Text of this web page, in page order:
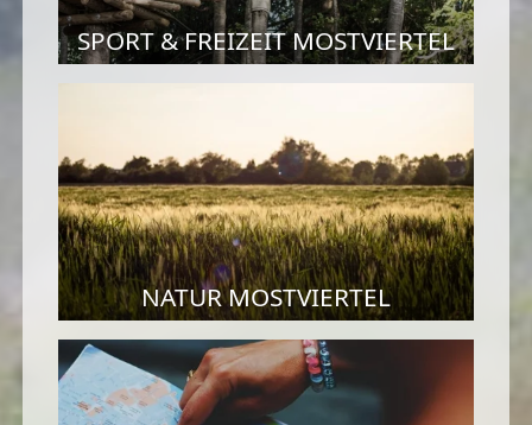
SPORT & FREIZEIT MOSTVIERTEL
NATUR MOSTVIERTEL